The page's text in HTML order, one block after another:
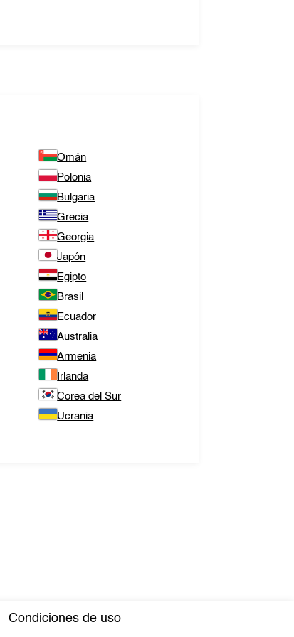
Omán
Polonia
Bulgaria
Grecia
Georgia
Japón
Egipto
Brasil
Ecuador
Australia
Armenia
Irlanda
Corea del Sur
Ucrania
Condiciones de uso